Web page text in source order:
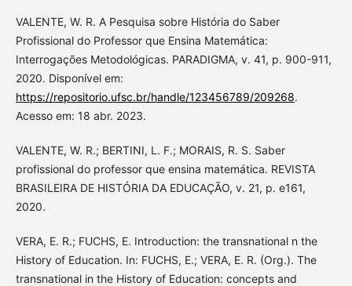
VALENTE, W. R. A Pesquisa sobre História do Saber
Profissional do Professor que Ensina Matemática:
Interrogações Metodológicas. PARADIGMA, v. 41, p. 900-911,
2020. Disponível em:
https://repositorio.ufsc.br/handle/123456789/209268.
Acesso em: 18 abr. 2023.
VALENTE, W. R.; BERTINI, L. F.; MORAIS, R. S. Saber
profissional do professor que ensina matemática. REVISTA
BRASILEIRA DE HISTÓRIA DA EDUCAÇÃO, v. 21, p. e161,
2020.
VERA, E. R.; FUCHS, E. Introduction: the transnational n the
History of Education. In: FUCHS, E.; VERA, E. R. (Org.). The
transnational in the History of Education: concepts and